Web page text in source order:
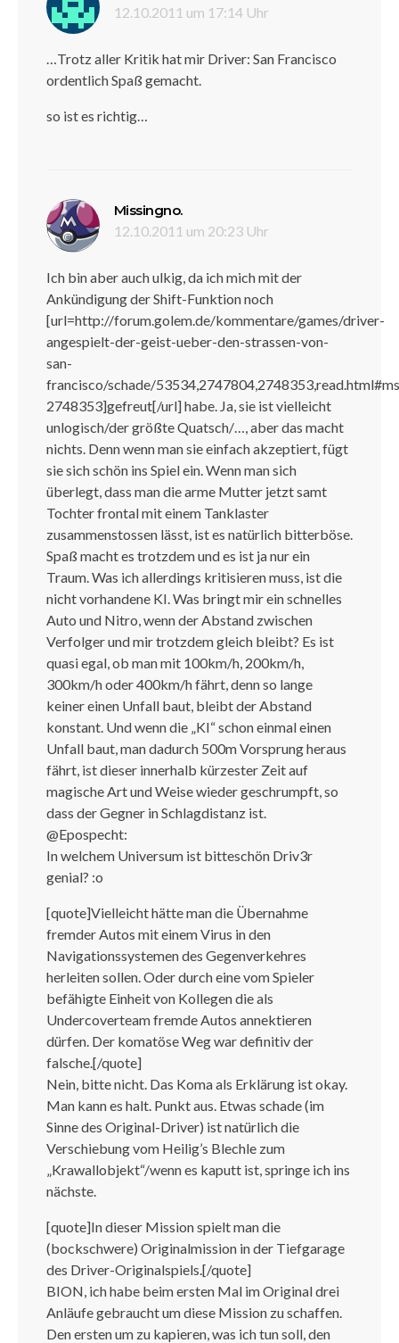
12.10.2011 um 17:14 Uhr
…Trotz aller Kritik hat mir Driver: San Francisco
ordentlich Spaß gemacht.
so ist es richtig…
Missingno.
12.10.2011 um 20:23 Uhr
Ich bin aber auch ulkig, da ich mich mit der
Ankündigung der Shift-Funktion noch
[url=http://forum.golem.de/kommentare/games/driver-
angespielt-der-geist-ueber-den-strassen-von-
san-
francisco/schade/
2748353]gefreut[/url] habe. Ja, sie ist vielleicht
unlogisch/der größte Quatsch/…, aber das macht
nichts. Denn wenn man sie einfach akzeptiert, fügt
sie sich schön ins Spiel ein. Wenn man sich
überlegt, dass man die arme Mutter jetzt samt
Tochter frontal mit einem Tanklaster
zusammenstossen lässt, ist es natürlich bitterböse.
Spaß macht es trotzdem und es ist ja nur ein
Traum. Was ich allerdings kritisieren muss, ist die
nicht vorhandene KI. Was bringt mir ein schnelles
Auto und Nitro, wenn der Abstand zwischen
Verfolger und mir trotzdem gleich bleibt? Es ist
quasi egal, ob man mit 100km/h, 200km/h,
300km/h oder 400km/h fährt, denn so lange
keiner einen Unfall baut, bleibt der Abstand
konstant. Und wenn die „KI“ schon einmal einen
Unfall baut, man dadurch 500m Vorsprung heraus
fährt, ist dieser innerhalb kürzester Zeit auf
magische Art und Weise wieder geschrumpft, so
dass der Gegner in Schlagdistanz ist.
@Epospecht:
In welchem Universum ist bitteschön Driv3r
genial? :o
[quote]Vielleicht hätte man die Übernahme
fremder Autos mit einem Virus in den
Navigationssystemen des Gegenverkehres
herleiten sollen. Oder durch eine vom Spieler
befähigte Einheit von Kollegen die als
Undercoverteam fremde Autos annektieren
dürfen. Der komatöse Weg war definitiv der
falsche.[/quote]
Nein, bitte nicht. Das Koma als Erklärung ist okay.
Man kann es halt. Punkt aus. Etwas schade (im
Sinne des Original-Driver) ist natürlich die
Verschiebung vom Heilig’s Blechle zum
„Krawallobjekt“/wenn es kaputt ist, springe ich ins
nächste.
[quote]In dieser Mission spielt man die
(bockschwere) Originalmission in der Tiefgarage
des Driver-Originalspiels.[/quote]
BION, ich habe beim ersten Mal im Original drei
Anläufe gebraucht um diese Mission zu schaffen.
Den ersten um zu kapieren, was ich tun soll, den